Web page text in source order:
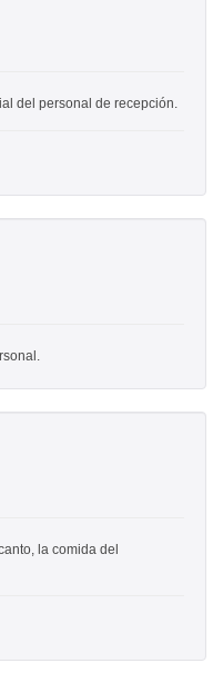
del personal de recepción.
la comida del